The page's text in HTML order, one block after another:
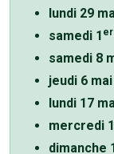
lundi 29
samedi 1 er
samedi 8
jeudi 6
lundi 17
mercredi
dimanche